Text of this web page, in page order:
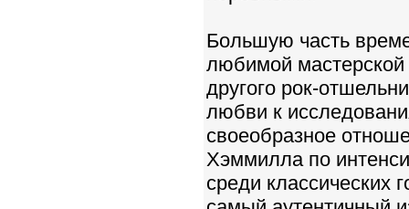
Большую часть
любимой
другого рок-
любви к
своеобразное
Хэммилла по
среди классических